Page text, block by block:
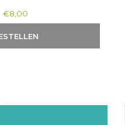
€8,00